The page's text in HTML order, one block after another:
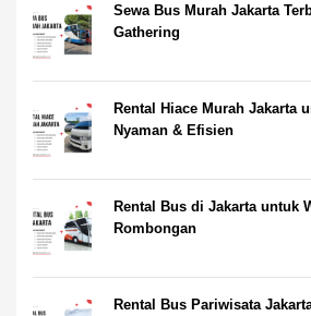
Sewa Bus Murah Jakarta
Gathering
Rental Hiace Murah Jakarta
Nyaman & Efisien
Rental Bus di Jakarta untuk
Rombongan
Rental Bus Pariwisata